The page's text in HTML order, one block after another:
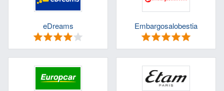
eDreams Embargosalobestia